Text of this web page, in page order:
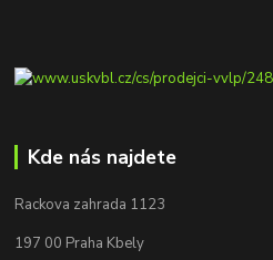
Kde nás najdete
Rackova zahrada 1123
197 00 Praha Kbely